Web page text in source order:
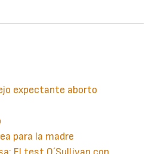
expectante aborto
para la madre